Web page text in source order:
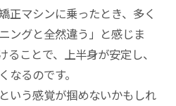
正マシンに乗ったとき、多く
ングと全然違う」と感じま
ことで、上半身が安定し、
るのです。
いう感覚が掴めないかもしれ